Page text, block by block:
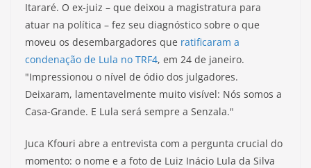
Itararé. O ex-juiz – que deixou a magistratura para
atuar na política – fez seu diagnóstico sobre o que
moveu os desembargadores que ratificaram a
condenação de Lula no TRF4, em 24 de janeiro.
"Impressionou o nível de ódio dos julgadores.
Deixaram, lamentavelmente muito visível: Nós somos a
Casa-Grande. E Lula será sempre a Senzala."
Juca Kfouri abre a entrevista com a pergunta crucial do
momento: o nome e a foto de Luiz Inácio Lula da Silva